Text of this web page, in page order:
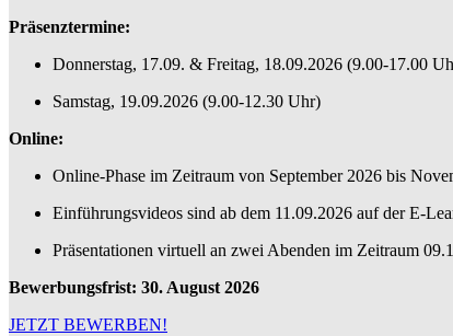
Präsenztermine:
Donnerstag, 17.09. & Freitag, 18.09.2026 (9.00-17.00
Samstag, 19.09.2026 (9.00-12.30 Uhr)
Online:
Online-Phase im Zeitraum von September 2026 bis
Einführungsvideos sind ab dem 11.09.2026 auf der E-
Präsentationen virtuell an zwei Abenden im Zeitraum
Bewerbungsfrist: 30. August 2026
JETZT BEWERBEN!